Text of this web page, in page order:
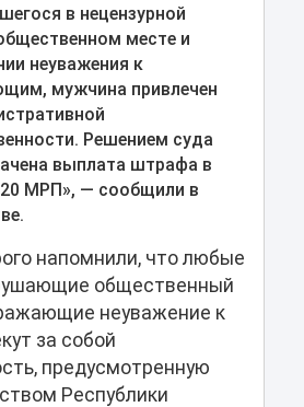
в нецензурной
месте и
неуважения к
мужчина привлечен
Решением суда
выплата штрафа в
20 МРП», — сообщили в
напомнили, что любые
общественный
неуважение к
за собой
предусмотренную
Республики